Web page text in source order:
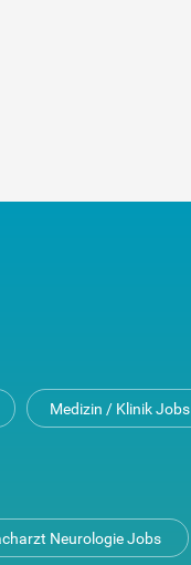
Medizin / Klinik Jobs
Neurologie Jobs